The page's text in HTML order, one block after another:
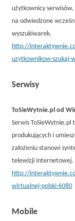
użytkownicy
na odwiedzone
wyszukiwarek.
http://
uzytkownikow-szukaj-
Serwisy
ToSieWytnie.pl od
Serwis
produkujących i
założeniu stanowi
telewizji internetowej.
http://
wirtualnej-polski-6080
Mobile